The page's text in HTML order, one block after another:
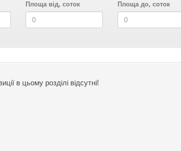
Площа від, соток Площа до, соток
в цьому розділі відсутні!